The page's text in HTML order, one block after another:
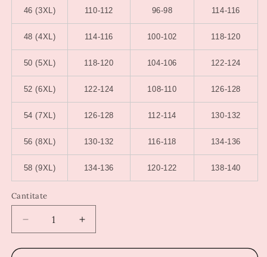
46 (3XL) 110-112 96-98 114-116
48 (4XL) 114-116 100-102 118-120
50 (5XL) 118-120 104-106 122-124
52 (6XL) 122-124 108-110 126-128
54 (7XL) 126-128 112-114 130-132
56 (8XL) 130-132 116-118 134-136
58 (9XL) 134-136 120-122 138-140
Cantitate
Reduceți
cantitatea
pentru
Creșteți
cantitatea
pentru